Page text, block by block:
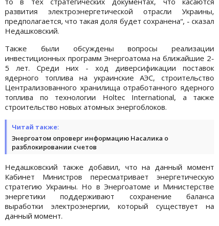
развития электроэнергетической отрасли Украины,
предполагается, что такая доля будет сохранена“, - сказал
Недашковский.
Также были обсуждены вопросы реализации
инвестиционных программ Энергоатома на ближайшие 2-
5 лет. Среди них - ход диверсификации поставок
ядерного топлива на украинские АЭС, строительство
Централизованного хранилища отработанного ядерного
топлива по технологии Holtec International, а также
строительство новых атомных энергоблоков.
Читай также:
Энергоатом опроверг информацию Насалика о
разблокировании счетов
Недашковский также добавил, что на данный момент
Кабинет Министров пересматривает энергетическую
стратегию Украины. Но в Энергоатоме и Министерстве
энергетики поддерживают сохранение баланса
выработки электроэнергии, который существует на
данный момент.